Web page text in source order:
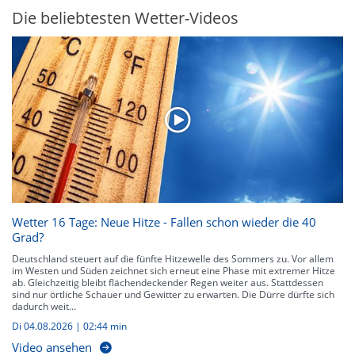
Die beliebtesten Wetter-Videos
Wetter 16 Tage: Neue Hitze - Fallen schon wieder die 40
Grad?
Deutschland steuert auf die fünfte Hitzewelle des Sommers zu. Vor allem
im Westen und Süden zeichnet sich erneut eine Phase mit extremer Hitze
ab. Gleichzeitig bleibt flächendeckender Regen weiter aus. Stattdessen
sind nur örtliche Schauer und Gewitter zu erwarten. Die Dürre dürfte sich
dadurch weit...
Di 04.08.2026 | 02:44 min
Video ansehen